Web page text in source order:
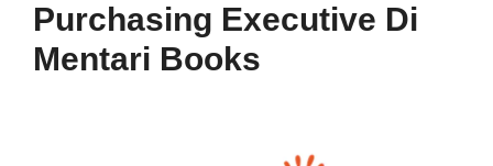
Purchasing Executive Di
Mentari Books